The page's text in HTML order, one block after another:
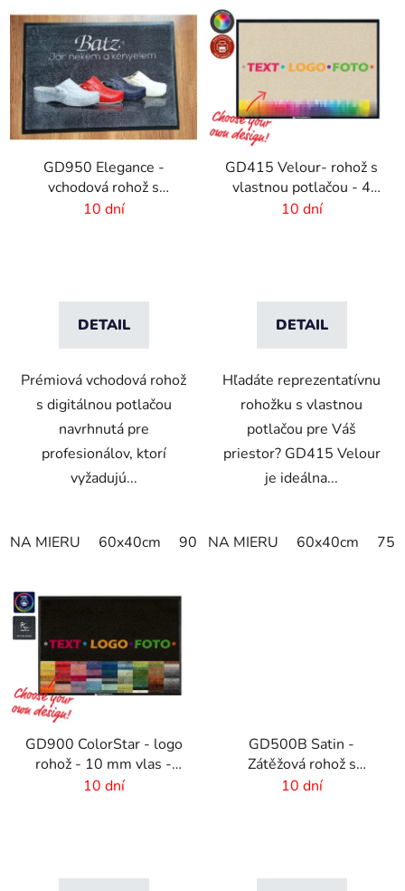
GD950 Elegance -
vchodová rohož s
digitálnou potlačou - 6
10 dní
DETAIL
Prémiová vchodová rohož
s digitálnou potlačou
navrhnutá pre
profesionálov, ktorí
vyžadujú...
NA MIERU 60x40cm 90x60cm 60cm x 80cm
GD415 Velour- rohož s
vlastnou potlačou - 4
mm vlas
10 dní
DETAIL
Hľadáte reprezentatívnu
rohožku s vlastnou
potlačou pre Váš
priestor? GD415 Velour
je ideálna...
NA MIERU 60x40cm
GD900 ColorStar - logo
rohož - 10 mm vlas -
rozmer na mieru
10 dní
GD500B Satin -
Zátěžová rohož s
digitálnou potlačou a
10 dní